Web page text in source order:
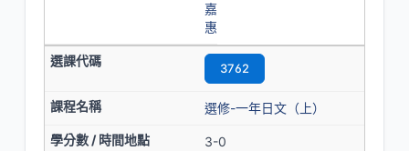
嘉
惠
3762
選修-一年日文（上）
3-0